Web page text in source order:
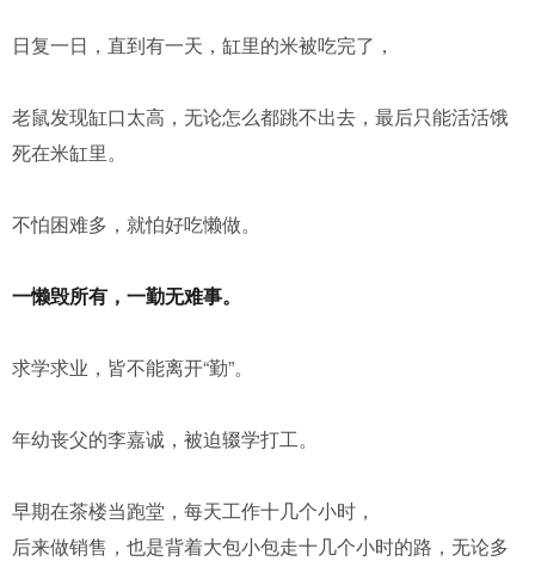
日复一日，直到有一天，缸里的米被吃完了，
老鼠发现缸口太高，无论怎么都跳不出去，最后只能活活饿
死在米缸里。
不怕困难多，就怕好吃懒做。
一懒毁所有，一勤无难事。
求学求业，皆不能离开“勤”。
年幼丧父的李嘉诚，被迫辍学打工。
早期在茶楼当跑堂，每天工作十几个小时，
后来做销售，也是背着大包小包走十几个小时的路，无论多